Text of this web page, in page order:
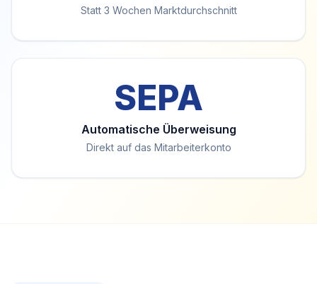
Statt 3 Wochen Marktdurchschnitt
SEPA
Automatische Überweisung
Direkt auf das Mitarbeiterkonto